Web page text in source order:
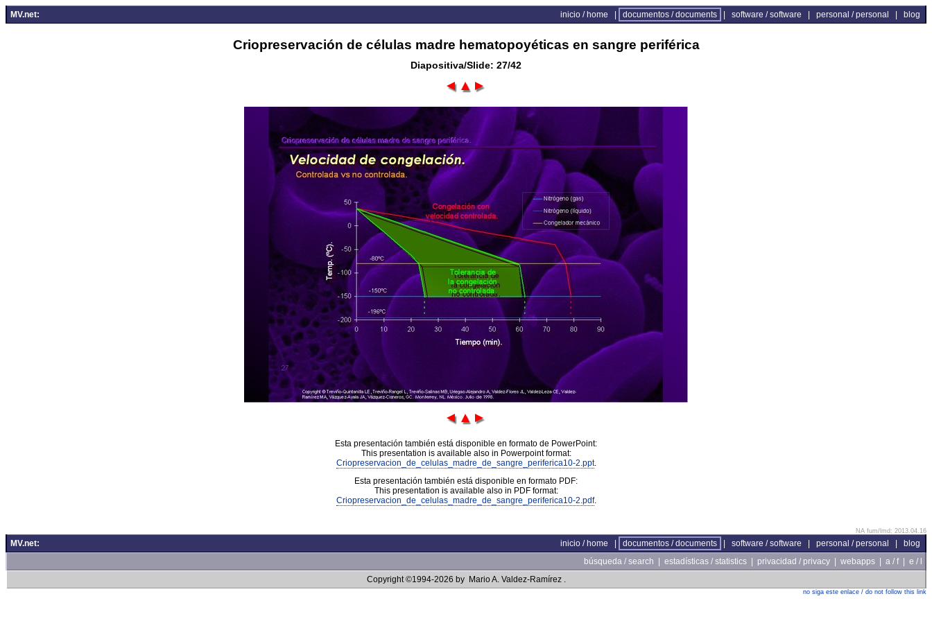
MV.net: inicio / home documentos / documents software / software personal / personal blog
Criopreservación de células madre hematopoyéticas en sangre periférica
Diapositiva/Slide: 27/42
Esta presentación también está disponible en formato de PowerPoint:
This presentation is available also in Powerpoint format:
Criopreservacion_de_celulas_madre_de_sangre_periferica10-2.ppt.
Esta presentación también está disponible en formato PDF:
This presentation is available also in PDF format:
Criopreservacion_de_celulas_madre_de_sangre_periferica10-2.pdf.
NA fum/lmd: 2013.04.16
MV.net: inicio / home documentos / documents software / software personal / personal
blog
búsqueda / search
estadísticas / statistics privacidad / privacy webapps a / f
e / l
Copyright ©1994-2026 by Mario A. Valdez-Ramírez .
no siga este enlace / do not follow this link